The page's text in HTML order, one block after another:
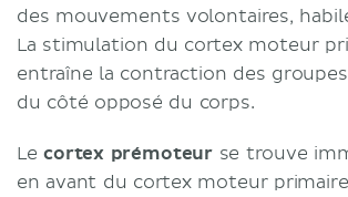
des mouvements volontaires,
La stimulation du cortex moteur
entraîne la contraction des
du côté opposé du corps.
Lecortex prémoteur se trouve
en avant du cortex moteur